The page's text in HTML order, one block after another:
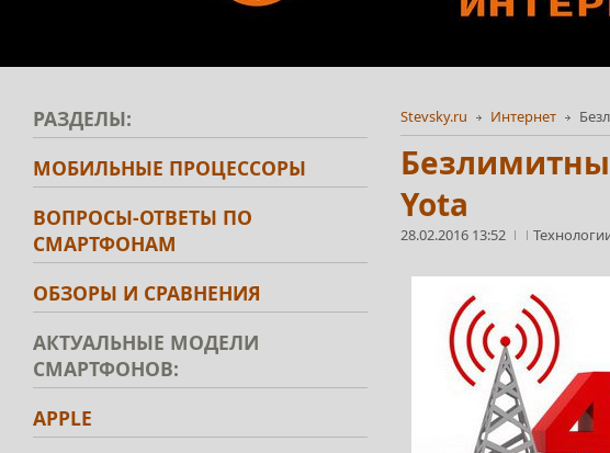
Stevsky.ru Интернет
Yota
28.02.2016 13:52
РАЗДЕЛЫ:
МОБИЛЬНЫЕ ПРОЦЕССОРЫ
ВОПРОСЫ-ОТВЕТЫ ПО
СМАРТФОНАМ
ОБЗОРЫ И СРАВНЕНИЯ
АКТУАЛЬНЫЕ МОДЕЛИ
СМАРТФОНОВ:
APPLE